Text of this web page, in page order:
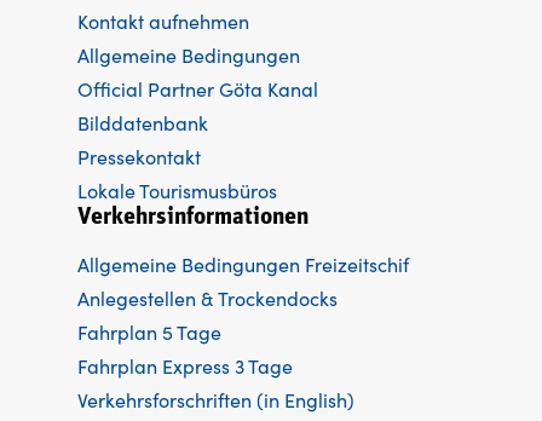
Kontakt aufnehmen
Allgemeine Bedingungen
Official Partner Göta Kanal
Bilddatenbank
Pressekontakt
Lokale Tourismusbüros
Verkehrsinformationen
Allgemeine Bedingungen Freizeitschif
Anlegestellen & Trockendocks
Fahrplan 5 Tage
Fahrplan Express 3 Tage
Verkehrsforschriften (in English)